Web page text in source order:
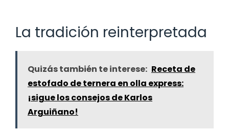
La tradición reinterpretada
Quizás también te interese: Receta de
estofado de ternera en olla express:
¡sigue los consejos de Karlos
Arguiñano!